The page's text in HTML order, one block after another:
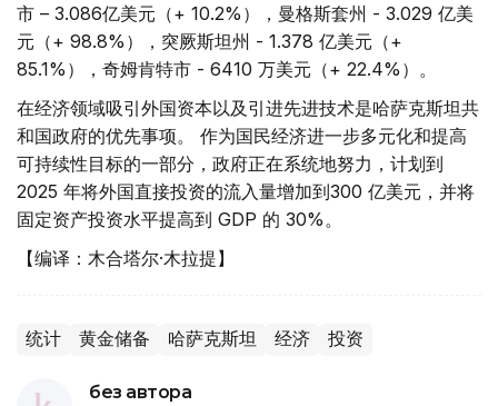
市 – 3.086亿美元（+ 10.2%），曼格斯套州 - 3.029 亿美
元（+ 98.8%），突厥斯坦州 - 1.378 亿美元（+
85.1%），奇姆肯特市 - 6410 万美元（+ 22.4%）。
在经济领域吸引外国资本以及引进先进技术是哈萨克斯坦共
和国政府的优先事项。 作为国民经济进一步多元化和提高
可持续性目标的一部分，政府正在系统地努力，计划到
2025 年将外国直接投资的流入量增加到300 亿美元，并将
固定资产投资水平提高到 GDP 的 30%。
【编译：木合塔尔·木拉提】
统计 黄金储备 哈萨克斯坦 经济 投资
без автора